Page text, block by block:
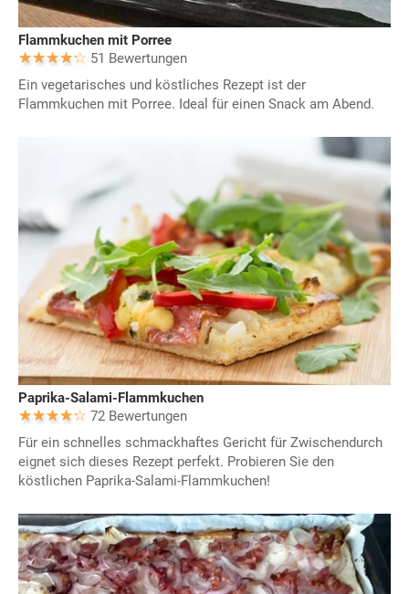
Flammkuchen mit Porree
51 Bewertungen
Ein vegetarisches und köstliches Rezept ist der
Flammkuchen mit Porree. Ideal für einen Snack am Abend.
Paprika-Salami-Flammkuchen
72 Bewertungen
Für ein schnelles schmackhaftes Gericht für Zwischendurch
eignet sich dieses Rezept perfekt. Probieren Sie den
köstlichen Paprika-Salami-Flammkuchen!